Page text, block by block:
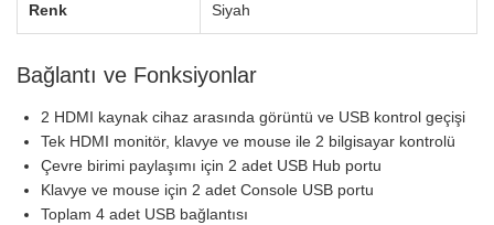
Renk Siyah
Bağlantı ve Fonksiyonlar
2 HDMI kaynak cihaz arasında görüntü ve USB kontrol geçişi
Tek HDMI monitör, klavye ve mouse ile 2 bilgisayar kontrolü
Çevre birimi paylaşımı için 2 adet USB Hub portu
Klavye ve mouse için 2 adet Console USB portu
Toplam 4 adet USB bağlantısı